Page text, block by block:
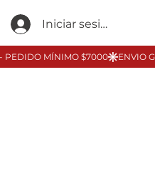
Iniciar sesión